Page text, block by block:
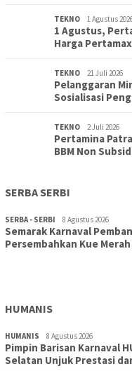
TEKNO 1 Agustus
1 Agustus,
Harga Pertamax
TEKNO 21 Juli 2026
Pelanggaran
Sosialisasi
TEKNO 2 Juli 2026
Pertamina
BBM Non
SERBA SERBI
SERBA - SERBI 8 Agustus 2026
Semarak Karnaval
Persembahkan Kue
TOPIK 8 Agustus 2026
HUMANIS
HUMANIS 8 Agustus 2026
Pimpin Barisan Karnaval
Selatan Unjuk Prestasi